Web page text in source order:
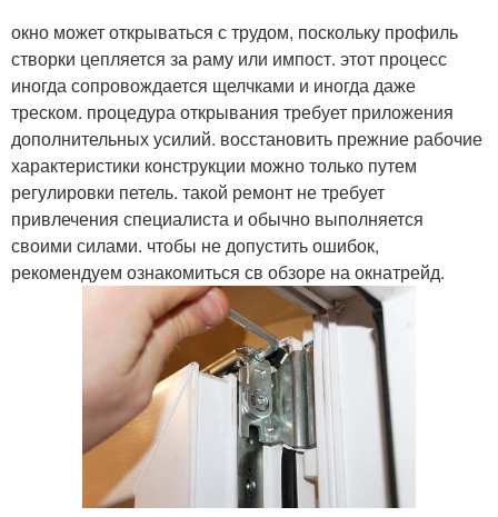
окно может открываться с трудом, поскольку профиль
створки цепляется за раму или импост. этот процесс
иногда сопровождается щелчками и иногда даже
треском. процедура открывания требует приложения
дополнительных усилий. восстановить прежние рабочие
характеристики конструкции можно только путем
регулировки петель. такой ремонт не требует
привлечения специалиста и обычно выполняется
своими силами. чтобы не допустить ошибок,
рекомендуем ознакомиться св обзоре на окнатрейд.